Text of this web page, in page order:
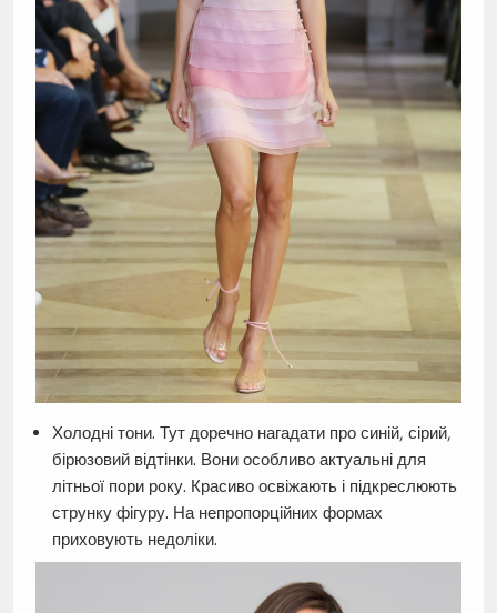
Холодні тони. Тут доречно нагадати про синій, сірий,
бірюзовий відтінки. Вони особливо актуальні для
літньої пори року. Красиво освіжають і підкреслюють
струнку фігуру. На непропорційних формах
приховують недоліки.